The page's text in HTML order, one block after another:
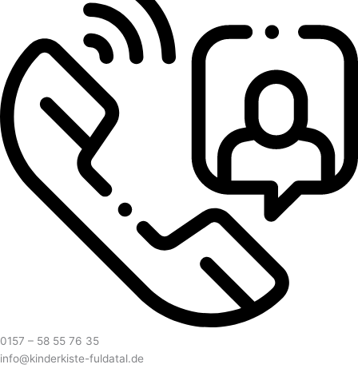
0157 – 58 55 76 35
info@kinderkiste-fuldatal.de